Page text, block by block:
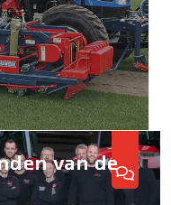
van de